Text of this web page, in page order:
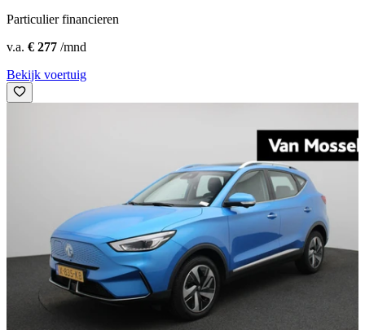
Particulier financieren
v.a. € 277 /mnd
Bekijk voertuig